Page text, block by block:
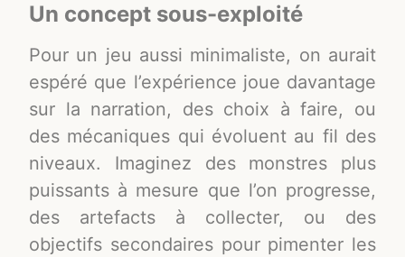
Un concept sous-exploité
Pour un jeu aussi minimaliste, on aurait
espéré que l’expérience joue davantage
sur la narration, des choix à faire, ou
des mécaniques qui évoluent au fil des
niveaux. Imaginez des monstres plus
puissants à mesure que l’on progresse,
des artefacts à collecter, ou des
objectifs secondaires pour pimenter les